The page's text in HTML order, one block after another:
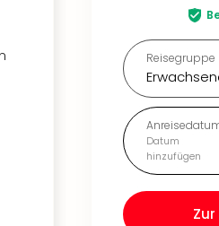
Reisegruppe
Datum
hinzufügen